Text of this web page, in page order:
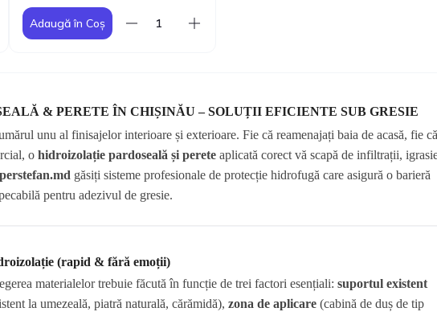
Adaugă în Coș
& PERETE ÎN CHIȘINĂU – SOLUȚII EFICIENTE SUB GRESIE
unu al finisajelor interioare și exterioare. Fie că reamenajați baia de acasă, fie că
o hidroizolație pardoseală și perete aplicată corect vă scapă de infiltrații,
găsiți sisteme profesionale de protecție hidrofugă care asigură o barieră
pentru adezivul de gresie.
(rapid & fără emoții)
materialelor trebuie făcută în funcție de trei factori esențiali: suportul existent
la umezeală, piatră naturală, cărămidă), zona de aplicare (cabină de duș de tip